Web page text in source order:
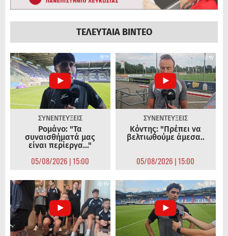
ΤΕΛΕΥΤΑΙΑ ΒΙΝΤΕΟ
ΣΥΝΕΝΤΕΥΞΕΙΣ
Ρομάνο: "Τα
συναισθήματά μας
είναι περίεργα..."
05/08/2026 | 15:00
ΣΥΝΕΝΤΕΥΞΕΙΣ
Κόντης: "Πρέπει να
βελτιωθούμε άμεσα..
05/08/2026 | 15:00